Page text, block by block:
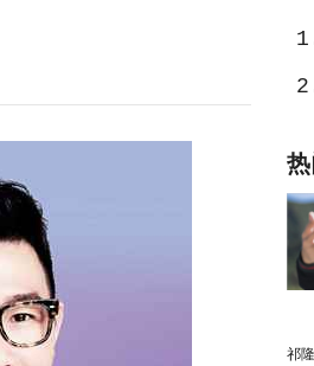
祁